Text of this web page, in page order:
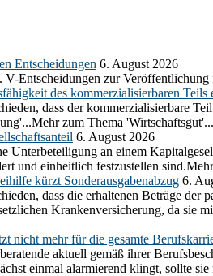
Entscheidungen 6. August 2026
V-Entscheidungen zur
des kommerzialisierbaren Teils
dass der kommerzialisierbare
zum Thema 'Wirtschaftsgut'...
6. August 2026
Unterbeteiligung an einem
und einheitlich festzustellen
kürzt Sonderausgabenabzug 6.
dass die erhaltenen Beträge
Krankenversicherung, da sie
nicht mehr für die gesamte
aktuell gemäß ihrer
einmal alarmierend klingt, sollte